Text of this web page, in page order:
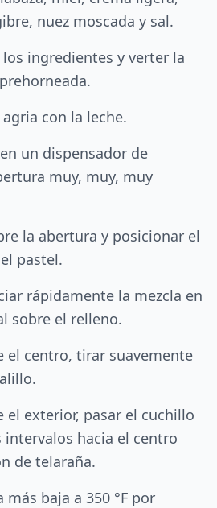
nuez moscada y sal.
ingredientes y verter la
con la leche.
un dispensador de
muy, muy, muy
la abertura y posicionar el
pastel.
rápidamente la mezcla en
sobre el relleno.
el centro, tirar suavemente
el exterior, pasar el cuchillo
hacia el centro
de telaraña.
baja a 350 °F por